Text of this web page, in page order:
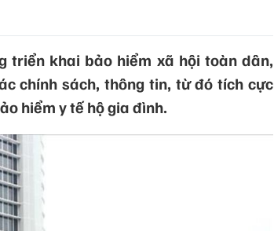
triển khai bảo hiểm xã hội toàn dân,
chính sách, thông tin, từ đó tích cực
hiểm y tế hộ gia đình.